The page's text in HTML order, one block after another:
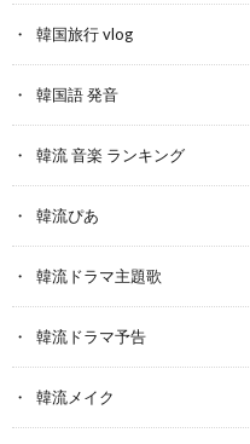
韓国旅行 vlog
韓国語 発音
韓流 音楽 ランキング
韓流ぴあ
韓流ドラマ主題歌
韓流ドラマ予告
韓流メイク